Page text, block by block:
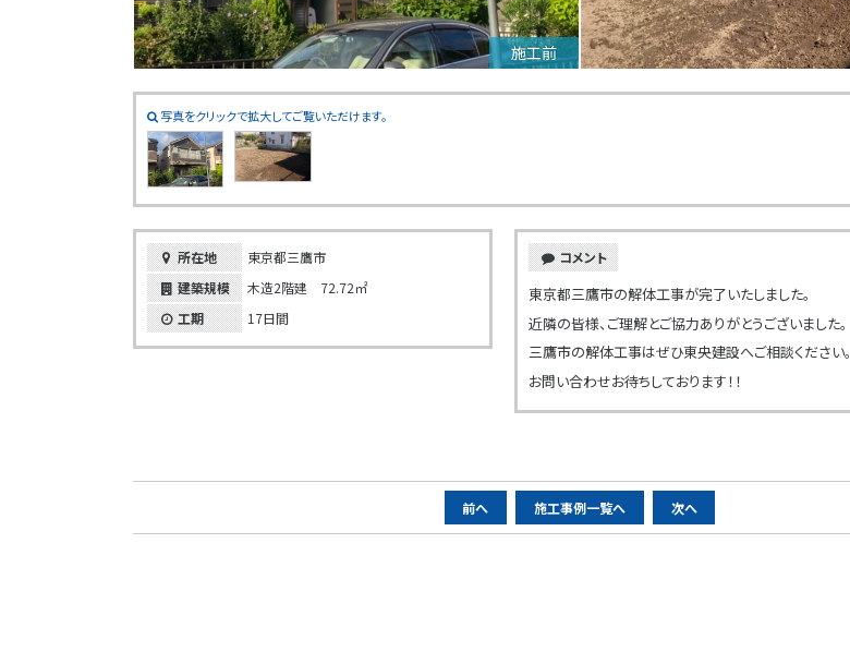
施工前
写真をクリックで拡大してご覧いただけます。
所在地
東京都三鷹市
建築規模
木造2階建 72.72㎡
工期
17日間
コメント
東京都三鷹市の解体工事が完了いたしました。
近隣の皆様、ご理解とご協力ありがとうございました。
三鷹市の解体工事はぜひ東央建設へご相談ください。
お問い合わせお待ちしております！！
ー
前へ 施工事例一覧へ 次へ